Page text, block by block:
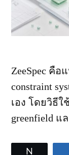
ZeeSpec คื
constraint
เอง โดยวิธี
greenfield แ